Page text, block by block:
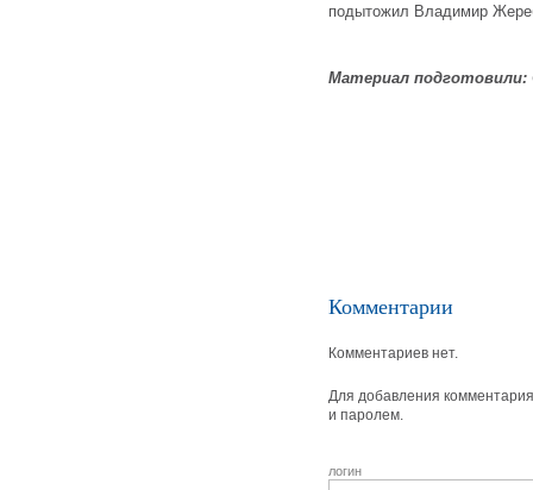
подытожил Владимир
Материал подготовили:
Комментарии
Комментариев нет.
Для добавления
и паролем.
логин